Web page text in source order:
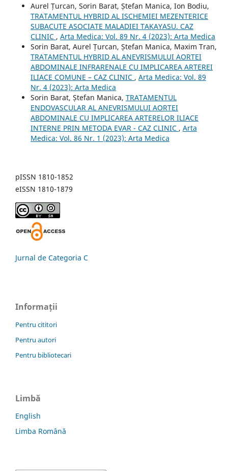
Aurel Țurcan, Sorin Barat, Ștefan Manica, Ion Bodiu,
TRATAMENTUL HYBRID AL ISCHEMIEI MEZENTERICE
SUBACUTE ASOCIATE MALADIEI TAKAYASU. CAZ
CLINIC , Arta Medica: Vol. 89 Nr. 4 (2023): Arta Medica
Sorin Barat, Aurel Țurcan, Ștefan Manica, Maxim Tran,
TRATAMENTUL HYBRID AL ANEVRISMULUI AORTEI
ABDOMINALE INFRARENALE CU IMPLICAREA ARTEREI
ILIACE COMUNE – CAZ CLINIC , Arta Medica: Vol. 89
Nr. 4 (2023): Arta Medica
Sorin Barat, Ștefan Manica, TRATAMENTUL
ENDOVASCULAR AL ANEVRISMULUI AORTEI
ABDOMINALE CU IMPLICAREA ARTERELOR ILIACE
INTERNE PRIN METODA EVAR - CAZ CLINIC , Arta
Medica: Vol. 86 Nr. 1 (2023): Arta Medica
pISSN 1810-1852
eISSN 1810-1879
Jurnal de Categoria C
Informații
Pentru cititori
Pentru autori
Pentru bibliotecari
Limbă
English
Limba Română